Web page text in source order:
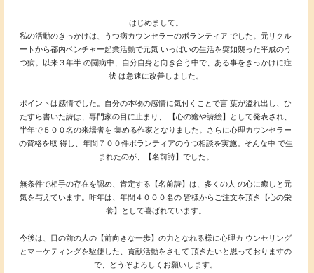
はじめまして。
私の活動のきっかけは、うつ病カウンセラーのボランティア でした。元リクル
ートから都内ベンチャー起業活動で元気 いっぱいの生活を突如襲った平成のう
つ病。以来３年半 の闘病中、自分自身と向き合う中で、ある事をきっかけに症
状 は急速に改善しました。
ポイントは感情でした。自分の本物の感情に気付くことで言 葉が溢れ出し、ひ
たすら書いた詩は、専門家の目に止まり、 【心の癒や詩絵】として発表され、
半年で５００名の来場者を 集める作家となりました。さらに心理カウンセラー
の資格を取 得し、年間７００件ボランティアのうつ相談を実施。そんな中 で生
まれたのが、【名前詩】でした。
無条件で相手の存在を認め、肯定する【名前詩】は、多くの人 の心に癒しと元
気を与えています。昨年は、年間４０００名の 皆様からご注文を頂き【心の栄
養】として喜ばれています。
今後は、目の前の人の【前向きな一歩】の力となれる様に心理カ ウンセリング
とマーケティングを駆使した、貢献活動をさせて 頂きたいと思っておりますの
で、どうぞよろしくお願いします。